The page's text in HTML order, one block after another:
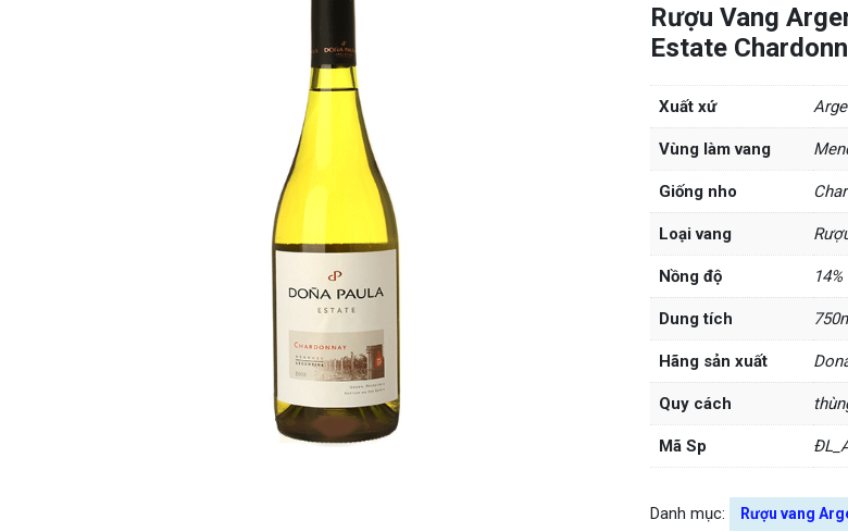
Rượu Vang
Estate
Xuất xứ
Vùng làm vang
Giống nho
Loại vang
Nồng độ 14%
Dung tích
Hãng sản xuất
Quy cách
Mã Sp
Danh mục: Rượu vang